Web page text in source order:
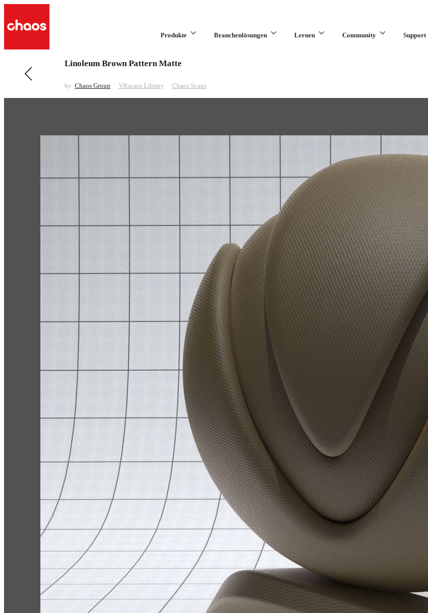
Produkte Branchenlösungen Lernen Community Support
Previous in VRscans Library
Linoleum Brown Pattern Matte
by Chaos Group VRscans Library Chaos Scans